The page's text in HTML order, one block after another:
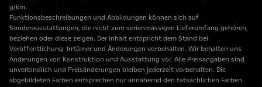
g/km.
Funktionsbeschreibungen und Abbildungen können sich auf
Sonderausstattungen, die nicht zum serienmässigen Lieferumfang gehören,
beziehen oder diese zeigen. Der Inhalt entspricht dem Stand bei
Veröffentlichung. Irrtümer und Änderungen vorbehalten. Wir behalten uns
Änderungen von Konstruktion und Ausstattung vor. Alle Preisangaben sind
unverbindlich und Preisänderungen bleiben jederzeit vorbehalten. Die
abgebildeten Farben entsprechen nur annähernd den tatsächlichen Farben.